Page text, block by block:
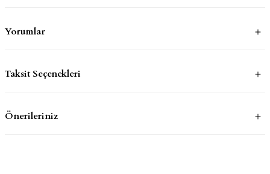
Yorumlar
Taksit Seçenekleri
Önerileriniz